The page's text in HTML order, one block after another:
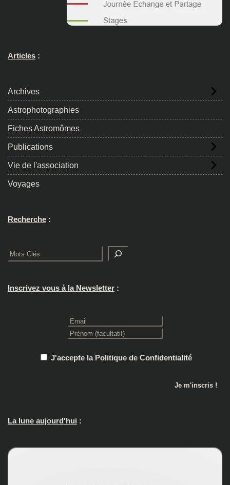
Articles :
Archives
Astrophotographies
Fiches Astromômes
Publications
Vie de l'association
Voyages
Recherche :
Rechercher
Inscrivez vous à la Newsletter :
J'accepte la Politique de Confidentialité
La lune aujourd'hui :